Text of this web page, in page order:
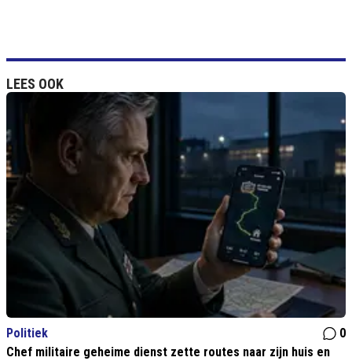
LEES OOK
Politiek
0
Chef militaire geheime dienst zette routes naar zijn huis en